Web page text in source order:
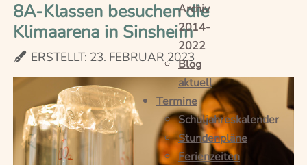
Archiv
2014-
2022
Blog
aktuell
Termine
Schuljahreskalender
Stundenpläne
Ferienzeiten
8A-Klassen besuchen die
Klimaarena in Sinsheim
ERSTELLT: 23. FEBRUAR 2023